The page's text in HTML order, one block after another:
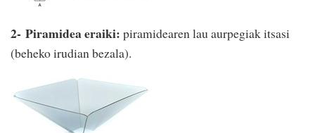
2- Piramidea eraiki: piramidearen lau aurpegiak itsasi
(beheko irudian bezala).